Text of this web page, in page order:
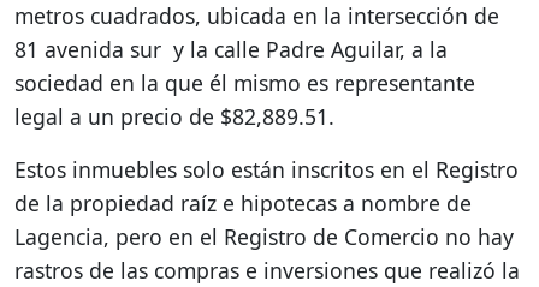
metros cuadrados, ubicada en la intersección de
81 avenida sur y la calle Padre Aguilar, a la
sociedad en la que él mismo es representante
legal a un precio de $82,889.51.
Estos inmuebles solo están inscritos en el Registro
de la propiedad raíz e hipotecas a nombre de
Lagencia, pero en el Registro de Comercio no hay
rastros de las compras e inversiones que realizó la